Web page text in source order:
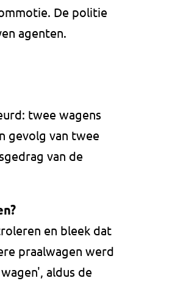
De politie
agenten.
twee wagens
gevolg van twee
van de
en bleek dat
praalwagen werd
aldus de